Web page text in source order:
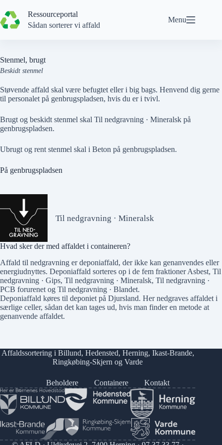
til
indhold
Ressourceportal
Sådan sorterer vi affald
Menu
Stenmel, brugt
Beskidt stenmel
Støvende affald skal være befugtet eller i big bags. Henvend dig gerne
til personalet på genbrugspladsen, hvis du er i tvivl.
Brugt og beskidt stenmel skal Til nedgravning · Mineralsk på
genbrugspladsen.
Ubrugt og rent stenmel skal i Beton på genbrugspladsen.
På genbrugspladsen
Til nedgravning · Mineralsk
Hvad sker der med affaldet i containeren?
Affald til nedgravning er deponiaffald, der ikke kan genanvendes eller
energiudnyttes. Deponiaffald sorteres op i de fem fraktionerAsbest, Til
nedgravning · Gips, Til nedgravning · Mineralsk, Til nedgravning ·
PCB forurenet og Til nedgravning · Blandet.
Deponiaffald køres til deponiet på Djursland. Her nedgraves affaldet i
særlige celler, sådan det kan tages ud, hvis man finder en metode at
genanvende affaldet.
Affaldssortering i Billund, Hedensted, Herning, Ikast-Brande,
Ringkøbing-Skjern ogVarde
Beholdere Containere Kontakt